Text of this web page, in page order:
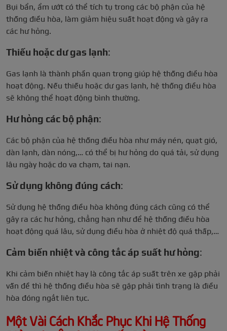
Bụi bẩn, ẩm ướt có thể tích tụ trong các bộ phận của hệ
thống điều hòa, làm giảm hiệu suất hoạt động và gây ra
các hư hỏng.
Thiếu hoặc dư gas lạnh:
Gas lạnh là thành phần quan trọng giúp hệ thống điều hòa
hoạt động. Nếu thiếu hoặc dư gas lạnh, hệ thống điều hòa
sẽ không thể hoạt động bình thường.
Hư hỏng các bộ phận:
Các bộ phận của hệ thống điều hòa như máy nén, quạt gió,
dàn lạnh, dàn nóng,… có thể bị hư hỏng do quá tải, sử dụng
lâu ngày hoặc do va chạm, tai nạn.
Sử dụng không đúng cách:
Sử dụng hệ thống điều hòa không đúng cách cũng có thể
gây ra các hư hỏng, chẳng hạn như để hệ thống điều hòa
hoạt động quá lâu, sử dụng điều hòa ở nhiệt độ quá thấp,…
Cảm biến nhiệt và công tắc áp suất hư hỏng:
Khi cảm biến nhiệt hay là công tắc áp suất trên xe gặp phải
vấn đề thì hệ thống điều hòa sẽ gặp phải tình trạng là điều
hòa đóng ngắt liên tục.
Một Vài Cách Khắc Phục Khi Hệ Thống